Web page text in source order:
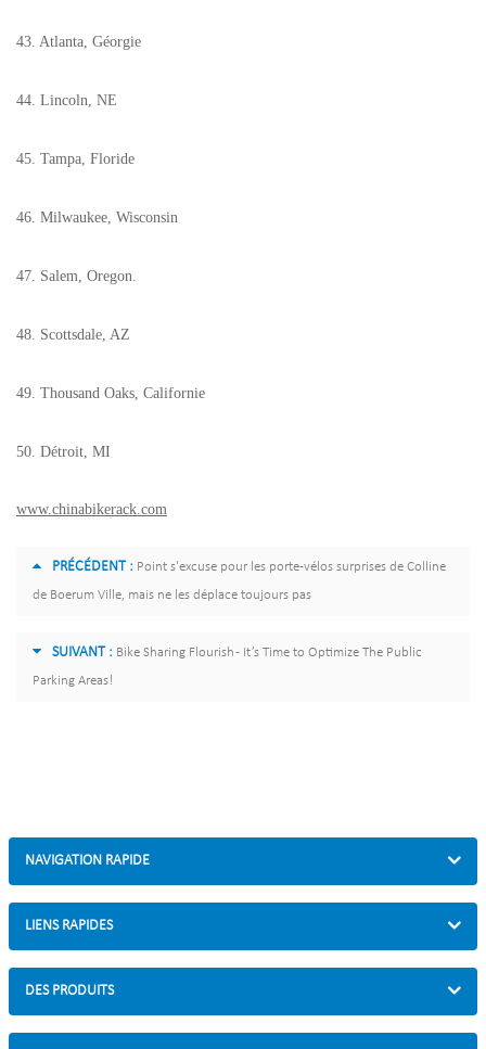
43. Atlanta, Géorgie
44. Lincoln, NE
45. Tampa, Floride
46. ​​Milwaukee, Wisconsin
47. Salem, Oregon.
48. Scottsdale, AZ
49. Thousand Oaks, Californie
50. Détroit, MI
www.chinabikerack.com
PRÉCÉDENT : Point s'excuse pour les porte-vélos surprises de Colline
de Boerum Ville, mais ne les déplace toujours pas
SUIVANT : Bike Sharing Flourish - It’s Time to Optimize The Public
Parking Areas!
NAVIGATION RAPIDE
LIENS RAPIDES
DES PRODUITS